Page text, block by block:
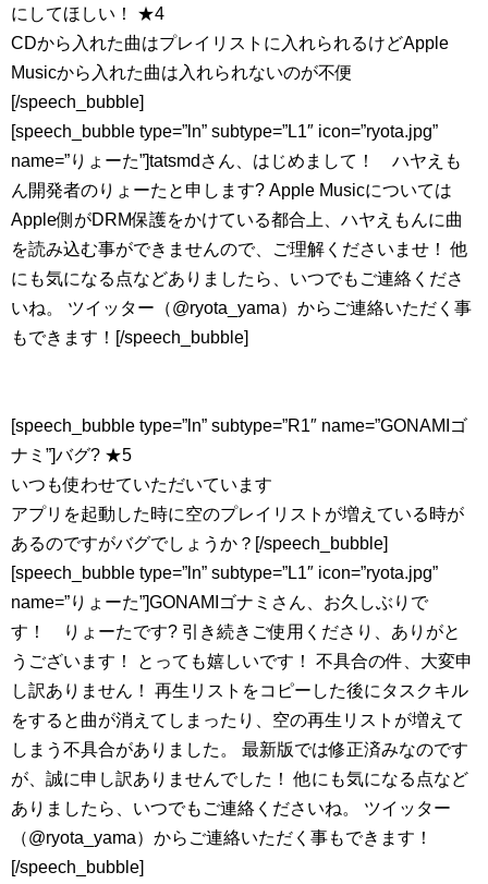
にしてほしい！ ★4
CDから入れた曲はプレイリストに入れられるけどApple
Musicから入れた曲は入れられないのが不便
[/speech_bubble]
[speech_bubble type=”ln” subtype=”L1″ icon=”ryota.jpg”
name=”りょーた”]tatsmdさん、はじめまして！ ハヤえも
ん開発者のりょーたと申します? Apple Musicについては
Apple側がDRM保護をかけている都合上、ハヤえもんに曲
を読み込む事ができませんので、ご理解くださいませ！ 他
にも気になる点などありましたら、いつでもご連絡くださ
いね。 ツイッター（@ryota_yama）からご連絡いただく事
もできます！[/speech_bubble]
[speech_bubble type=”ln” subtype=”R1″ name=”GONAMIゴ
ナミ”]バグ? ★5
いつも使わせていただいています
アプリを起動した時に空のプレイリストが増えている時が
あるのですがバグでしょうか？[/speech_bubble]
[speech_bubble type=”ln” subtype=”L1″ icon=”ryota.jpg”
name=”りょーた”]GONAMIゴナミさん、お久しぶりで
す！ りょーたです? 引き続きご使用くださり、ありがと
うございます！ とっても嬉しいです！ 不具合の件、大変申
し訳ありません！ 再生リストをコピーした後にタスクキル
をすると曲が消えてしまったり、空の再生リストが増えて
しまう不具合がありました。 最新版では修正済みなのです
が、誠に申し訳ありませんでした！ 他にも気になる点など
ありましたら、いつでもご連絡くださいね。 ツイッター
（@ryota_yama）からご連絡いただく事もできます！
[/speech_bubble]